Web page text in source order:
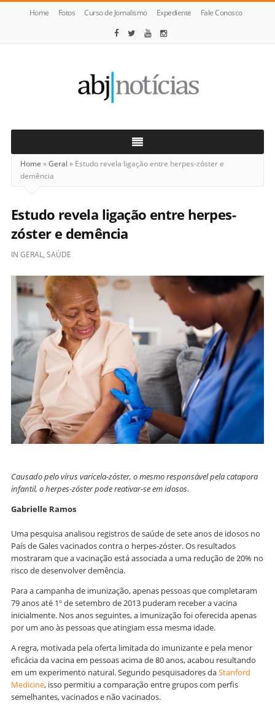
Home Fotos Curso de Jornalismo Expediente Fale Conosco
Notícias
Home »Geral » Estudo revela ligação entre herpes-zóster e
demência
Estudo revela ligação entre herpes-
zóster e demência
IN GERAL, SAÚDE
Causado pelo vírus varicela-zóster, o mesmo responsável pela catapora
infantil, o herpes-zóster pode reativar-se em idosos.
Gabrielle Ramos
Uma pesquisa analisou registros de saúde de sete anos de idosos no
País de Gales vacinados contra o herpes-zóster. Os resultados
mostraram que a vacinação está associada a uma redução de 20% no
risco de desenvolver demência.
Para a campanha de imunização, apenas pessoas que completaram
79 anos até 1º de setembro de 2013 puderam receber a vacina
inicialmente. Nos anos seguintes, a imunização foi oferecida apenas
por um ano às pessoas que atingiam essa mesma idade.
A regra, motivada pela oferta limitada do imunizante e pela menor
eficácia da vacina em pessoas acima de 80 anos, acabou resultando
em um experimento natural. Segundo pesquisadores daStanford
Medicine, isso permitiu a comparação entre grupos com perfis
semelhantes, vacinados e não vacinados.